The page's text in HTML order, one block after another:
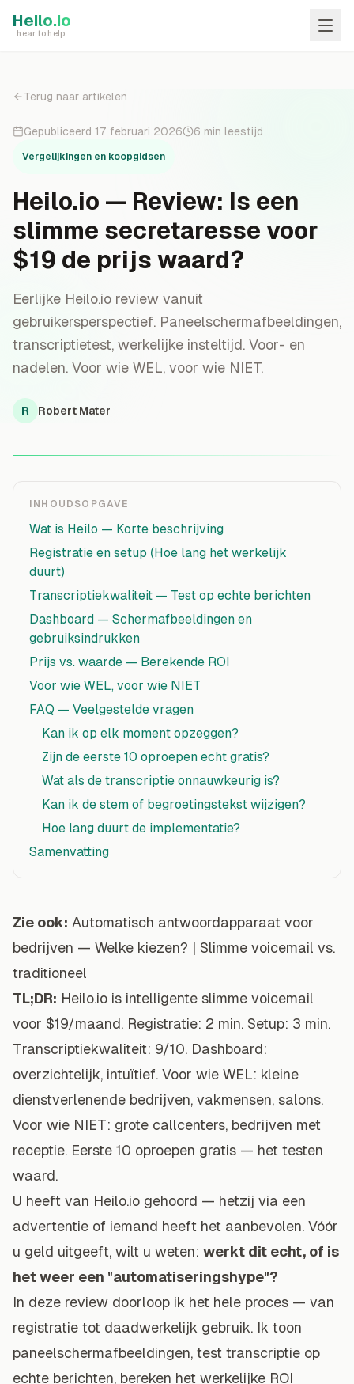
Heilo.io
hear to help.
Terug naar artikelen
Gepubliceerd 17 februari 2026 6 min leestijd
Vergelijkingen en koopgidsen
Heilo.io — Review: Is een
slimme secretaresse voor
$19 de prijs waard?
Eerlijke Heilo.io review vanuit
gebruikersperspectief. Paneelschermafbeeldingen,
transcriptietest, werkelijke insteltijd. Voor- en
nadelen. Voor wie WEL, voor wie NIET.
R Robert Mater
INHOUDSOPGAVE
Wat is Heilo — Korte beschrijving
Registratie en setup (Hoe lang het werkelijk
duurt)
Transcriptiekwaliteit — Test op echte berichten
Dashboard — Schermafbeeldingen en
gebruiksindrukken
Prijs vs. waarde — Berekende ROI
Voor wie WEL, voor wie NIET
FAQ — Veelgestelde vragen
Kan ik op elk moment opzeggen?
Zijn de eerste 10 oproepen echt gratis?
Wat als de transcriptie onnauwkeurig is?
Kan ik de stem of begroetingstekst wijzigen?
Hoe lang duurt de implementatie?
Samenvatting
Zie ook: Automatisch antwoordapparaat voor
bedrijven — Welke kiezen? | Slimme voicemail vs.
traditioneel
TL;DR: Heilo.io is intelligente slimme voicemail
voor $19/maand. Registratie: 2 min. Setup: 3 min.
Transcriptiekwaliteit: 9/10. Dashboard:
overzichtelijk, intuïtief. Voor wie WEL: kleine
dienstverlenende bedrijven, vakmensen, salons.
Voor wie NIET: grote callcenters, bedrijven met
receptie. Eerste 10 oproepen gratis — het testen
waard.
U heeft van Heilo.io gehoord — hetzij via een
advertentie of iemand heeft het aanbevolen. Vóór
u geld uitgeeft, wilt u weten: werkt dit echt, of is
het weer een "automatiseringshype"?
In deze review doorloop ik het hele proces — van
registratie tot daadwerkelijk gebruik. Ik toon
paneelschermafbeeldingen, test transcriptie op
echte berichten, bereken het werkelijke ROI